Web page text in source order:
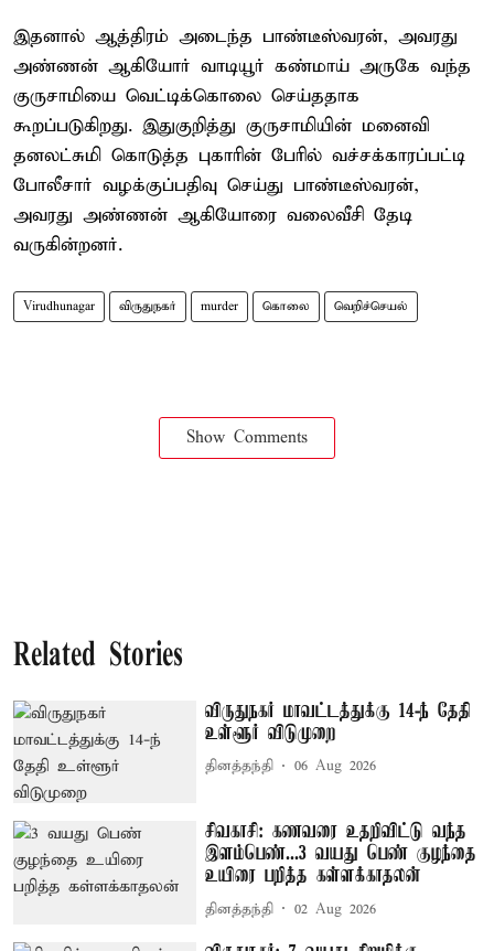
இதனால் ஆத்திரம் அடைந்த பாண்டீஸ்வரன், அவரது
அண்ணன் ஆகியோர் வாடியூர் கண்மாய் அருகே வந்த
குருசாமியை வெட்டிக்கொலை செய்ததாக
கூறப்படுகிறது. இதுகுறித்து குருசாமியின் மனைவி
தனலட்சுமி கொடுத்த புகாரின் பேரில் வச்சக்காரப்பட்டி
போலீசார் வழக்குப்பதிவு செய்து பாண்டீஸ்வரன்,
அவரது அண்ணன் ஆகியோரை வலைவீசி தேடி
வருகின்றனர்.
Virudhunagar விருதுநகர் murder கொலை வெறிச்செயல்
Show Comments
Related Stories
விருதுநகர் மாவட்டத்துக்கு 14-ந் தேதி
உள்ளூர் விடுமுறை
தினத்தந்தி 06 Aug 2026
சிவகாசி: கணவரை உதறிவிட்டு வந்த
இளம்பெண்...3 வயது பெண் குழந்தை
உயிரை பறித்த கள்ளக்காதலன்
தினத்தந்தி 02 Aug 2026